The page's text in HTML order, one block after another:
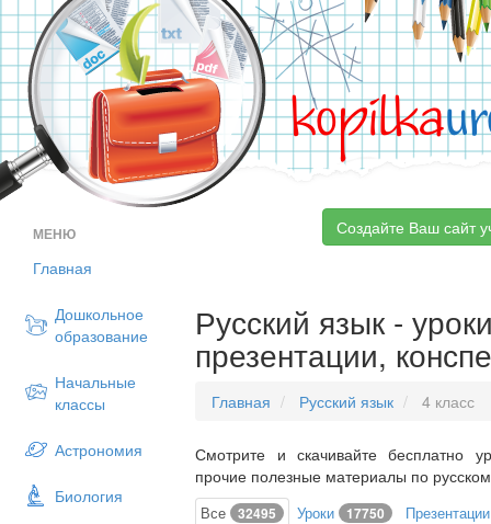
kopilka
МЕНЮ
Главная
Дошкольное
образование
Начальные
классы
Астрономия
Биология
Создайте Ваш сайт
Русский язык -
презентации,
Главная Русский язык 4 класс
Смотрите и скачивайте бесплатно
прочие полезные материалы по
Все 32495 Уроки 17750